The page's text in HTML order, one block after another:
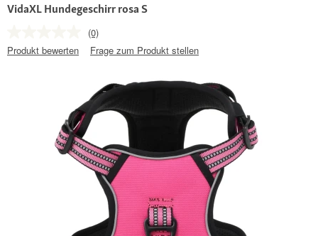
VidaXL Hundegeschirr rosa S
(0)
Produkt bewerten
Frage zum Produkt stellen